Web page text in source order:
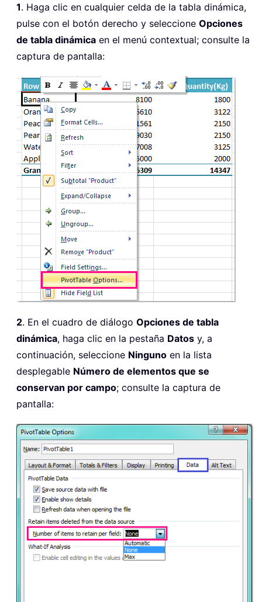
1. Haga clic en cualquier celda de la tabla dinámica,
pulse con el botón derecho y seleccione Opciones
de tabla dinámica en el menú contextual; consulte la
captura de pantalla:
2. En el cuadro de diálogo Opciones de tabla
dinámica, haga clic en la pestaña Datos y, a
continuación, seleccione Ninguno en la lista
desplegable Número de elementos que se
conservan por campo; consulte la captura de
pantalla: